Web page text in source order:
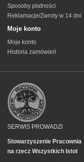
Sposoby płatności
Reklamacje/Zwroty w 14 dni
Moje konto
Moje konto
Historia zamówień
SERWIS PROWADZI
Stowarzyszenie Pracownia
na rzecz Wszystkich Istot